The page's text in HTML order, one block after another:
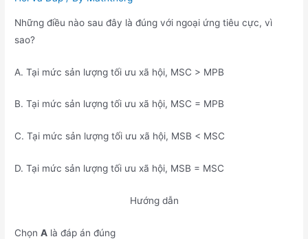
Những điều nào sau đây là đúng với ngoại ứng tiêu cực, vì
sao?
A. Tại mức sản lượng tối ưu xã hội, MSC > MPB
B. Tại mức sản lượng tối ưu xã hội, MSC = MPB
C. Tại mức sản lượng tối ưu xã hội, MSB < MSC
D. Tại mức sản lượng tối ưu xã hội, MSB = MSC
Hướng dẫn
ChọnA là đáp án đúng